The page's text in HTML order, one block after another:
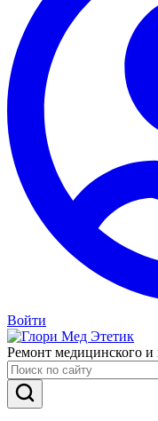
Войти
Ремонт медицинского и